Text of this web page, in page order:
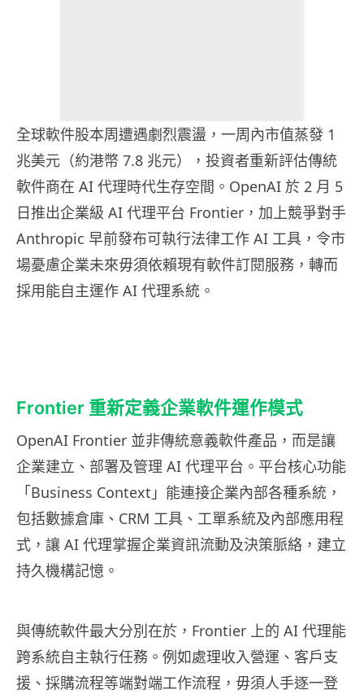
全球軟件股本周遭遇劇烈震盪，一周內市值蒸發 1
兆美元（約港幣 7.8 兆元），投資者重新評估傳統
軟件商在 AI 代理時代生存空間。OpenAI 於 2 月 5
日推出企業級 AI 代理平台 Frontier，加上競爭對手
Anthropic 早前發布可執行法律工作 AI 工具，令市
場憂慮企業未來毋須依賴現有軟件訂閱服務，轉而
採用能自主運作 AI 代理系統。
Frontier 重新定義企業軟件運作模式
OpenAI Frontier 並非傳統意義軟件產品，而是讓
企業建立、部署及管理 AI 代理平台。平台核心功能
「Business Context」能連接企業內部各種系統，
包括數據倉庫、CRM 工具、工單系統及內部應用程
式，讓 AI 代理掌握企業資訊流動及決策脈絡，建立
持久機構記憶。
與傳統軟件最大分別在於，Frontier 上的 AI 代理能
跨系統自主執行任務。例如處理收入營運、客戶支
援、採購流程等端對端工作流程，毋須人手逐一登